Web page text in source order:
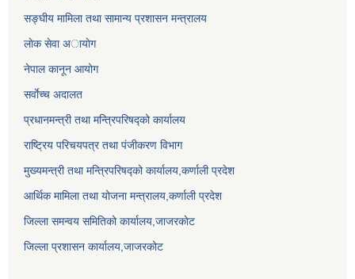
सङ्घीय मामिला तथा सामान्य प्रशासन मन्त्रालय
लाेक सेवा अायाेग
नेपाल कानून आयोग
सर्वाेच्च अदालत
प्रधानमन्त्री तथा मन्त्रिपरिषद्को कार्यालय
राष्ट्रिय परिचयपत्र तथा पंजीकरण विभाग
मुख्यमन्त्री तथा मन्त्रिपरिषद्को कार्यालय,कर्णाली प्रदेश
आर्थिक मामिला तथा योजना मन्त्रालय,कर्णाली प्रदेश
जिल्ला समन्वय समितिको कार्यालय,जाजरकाेट
जिल्ला प्रशासन कार्यालय,जाजरकोट